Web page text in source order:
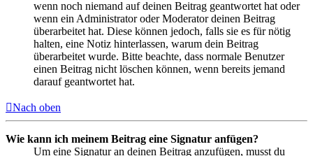
wenn noch niemand auf deinen Beitrag geantwortet hat oder
wenn ein Administrator oder Moderator deinen Beitrag
überarbeitet hat. Diese können jedoch, falls sie es für nötig
halten, eine Notiz hinterlassen, warum dein Beitrag
überarbeitet wurde. Bitte beachte, dass normale Benutzer
einen Beitrag nicht löschen können, wenn bereits jemand
darauf geantwortet hat.
Nach oben
Wie kann ich meinem Beitrag eine Signatur anfügen?
Um eine Signatur an deinen Beitrag anzufügen, musst du